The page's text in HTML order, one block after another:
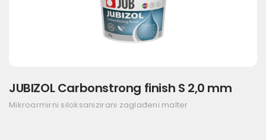
JUBIZOL Carbonstrong finish S 2,0 mm
Mikroarmirni siloksanizirani zaglađeni malter